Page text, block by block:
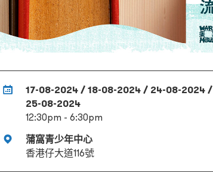
17-08-2024 / 18-08-2024 / 24-08-2024 /
25-08-2024
12:30pm - 6:30pm
蒲窩青少年中心
香港仔大道116號